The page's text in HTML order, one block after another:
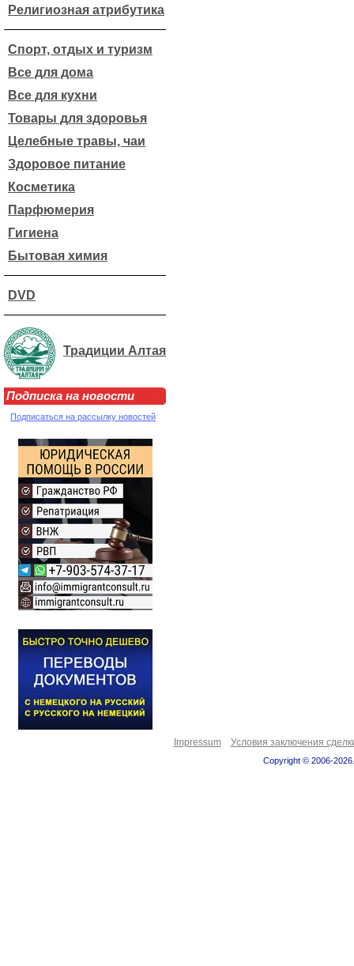
Религиозная атрибутика
Спорт, отдых и туризм
Все для дома
Все для кухни
Товары для здоровья
Целебные травы, чаи
Здоровое питание
Косметика
Парфюмерия
Гигиена
Бытовая химия
DVD
Традиции Алтая
Подписка на новости
Подписаться на рассылку новостей
Impressum Условия заключения
Copyright © 2006-